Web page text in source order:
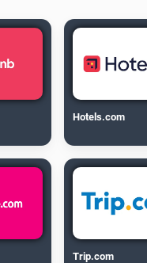
Hotels.com
Trip.com